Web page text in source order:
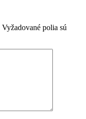
Vyžadované polia sú